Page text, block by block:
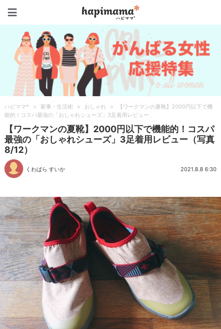
ハピママ* > 家事・生活術 > おしゃれ >
【ワークマンの夏靴】2000円以下で機
能的！コスパ最強の「おしゃれシューズ」3足着用レビュー
【ワークマンの夏靴】2000円以下で機能的！コスパ
最強の「おしゃれシューズ」3足着用レビュー（写真
8/12）
くわばら すいか 2021.8.8 6:30